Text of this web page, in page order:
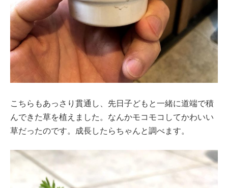
こちらもあっさり貫通し、先日子どもと一緒に道端で積
んできた草を植えました。なんかモコモコしてかわいい
草だったのです。成長したらちゃんと調べます。